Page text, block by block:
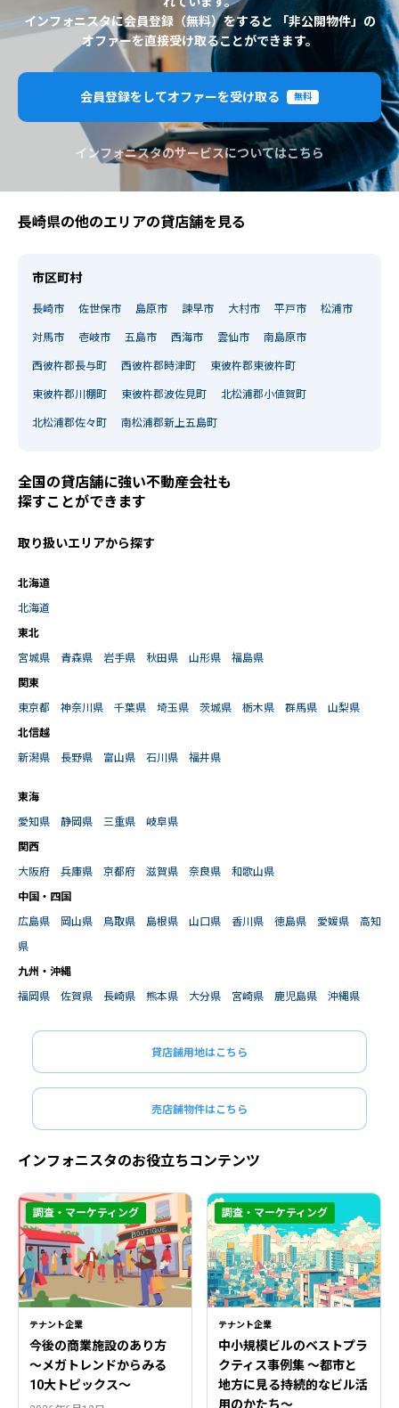
インフォニスタに会員登録（無料）をすると 「非公開物件」の
オファーを直接受け取ることができます。
会員登録をしてオファーを受け取る 無料
インフォニスタのサービスについてはこちら
長崎県の他のエリアの貸店舗を見る
市区町村
長崎市 佐世保市 島原市 諫早市 大村市 平戸市 松浦市
対馬市 壱岐市 五島市 西海市 雲仙市 南島原市
西彼杵郡長与町 西彼杵郡時津町 東彼杵郡東彼杵町
東彼杵郡川棚町 東彼杵郡波佐見町 北松浦郡小値賀町
北松浦郡佐々町 南松浦郡新上五島町
全国の貸店舗に強い不動産会社も
探すことができます
取り扱いエリアから探す
北海道
北海道
東北
宮城県
青森県 岩手県 秋田県 山形県
福島県
関東
東京都
神奈川県 千葉県 埼玉県 茨城県 栃木県 群馬県
山梨県
北信越
新潟県
長野県 富山県 石川県 福井県
東海
愛知県
静岡県 三重県
岐阜県
関西
大阪府
兵庫県 京都府 滋賀県 奈良県
和歌山県
中国・四国
広島県
岡山県 鳥取県 島根県 山口県 香川県 徳島県 愛媛県
高知
県
九州・沖縄
福岡県
佐賀県 長崎県 熊本県 大分県 宮崎県 鹿児島県 沖縄県
貸店舗用地はこちら
売店舗物件はこちら
インフォニスタのお役立ちコンテンツ
テナント企業
今後の商業施設のあり方
〜メガトレンドからみる
10大トピックス〜
調査・マーケティング
テナント企業
中小規模ビルのベストプラ
クティス事例集 ～都市と
地方に見る持続的なビル活
用のかたち～
調査・マーケティング